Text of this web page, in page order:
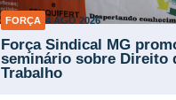
FORÇA 4 AGO 2026
Força Sindical MG
seminário sobre Direito
Trabalho